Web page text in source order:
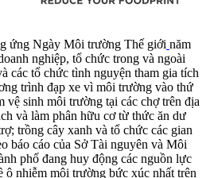
ứng Ngày Môi trường Thế giới năm
nghiệp, tổ chức trong và ngoài
các tổ chức tình nguyện tham gia tích
trình đạp xe vì môi trường vào thứ
vệ sinh môi trường tại các chợ trên địa
và làm phân hữu cơ từ thức ăn dư
trồng cây xanh và tổ chức các gian
báo cáo của Sở Tài nguyên và Môi
phố đang huy động các nguồn lực
ô nhiễm môi trường bức xúc nhất trên